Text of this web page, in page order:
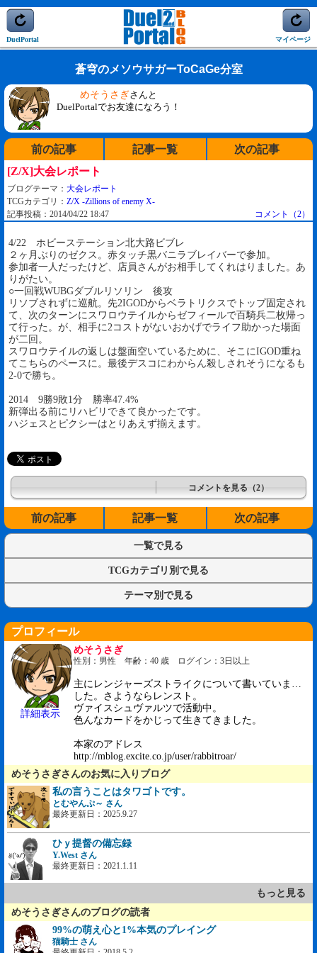
DuelPortal マイページ
蒼穹のメソウサガーToCaGe分室
めそうさぎさんと
DuelPortalでお友達になろう！
前の記事 記事一覧
次の記事
[Z/X]大会レポート
ブログテーマ： 大会レポート
TCGカテゴリ： Z/X -Zillions of enemy X-
記事投稿：2014/04/22 18:47
コメント（2）
4/22 ホビーステーション北大路ビブレ
２ヶ月ぶりのゼクス。赤タッチ黒バニラブレイバーで参加。
参加者一人だったけど、店員さんがお相手してくれはりました。あ
りがたい。
○一回戦WUBGダブルリソリン 後攻
リソブされずに巡航。先2IGODからベラトリクスでトップ固定され
て、次のターンにスワロウテイルからゼフィールで百騎兵二枚帰っ
て行った。が、相手に2コストがないおかげでライフ助かった場面
が二回。
スワロウテイルの返しは盤面空いているために、そこにIGOD重ね
てこちらのペースに。最後デスコにわからん殺しされそうになるも
2-0で勝ち。
2014 9勝9敗1分 勝率47.4%
新弾出る前にリハビリできて良かったです。
ハジェスとピクシーはとりあえず揃えます。
コメントを見る（2）
前の記事 記事一覧 次の記事
一覧で見る
TCGカテゴリ別で見る
テーマ別で見る
プロフィール
詳細表示
めそうさぎ
性別：男性 年齢：40 歳 ログイン：3日以上
主にレンジャーズストライクについて書いていま…
した。さようならレンスト。
ヴァイスシュヴァルツで活動中。
色んなカードをかじって生きてきました。
本家のアドレス
http://mblog.excite.co.jp/user/rabbitroar/
めそうさぎさんのお気に入りブログ
私の言うことはタワゴトです。
とむやんぷ～ さん
最終更新日：2025.9.27
ひｙ提督の備忘録
Y.West さん
最終更新日：2021.1.11
もっと見る
めそうさぎさんのブログの読者
99%の萌え心と1%本気のプレイング
猫騎士 さん